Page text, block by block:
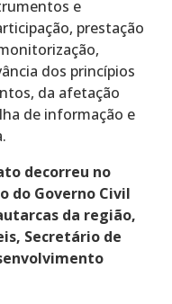
e
prestação
dos princípios
da afetação
de informação e
decorreu no
do Governo Civil
da região,
Secretário de